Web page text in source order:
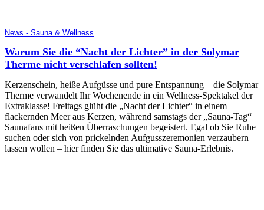
News - Sauna & Wellness
Warum Sie die “Nacht der Lichter” in der Solymar
Therme nicht verschlafen sollten!
Kerzenschein, heiße Aufgüsse und pure Entspannung – die Solymar
Therme verwandelt Ihr Wochenende in ein Wellness-Spektakel der
Extraklasse! Freitags glüht die „Nacht der Lichter“ in einem
flackernden Meer aus Kerzen, während samstags der „Sauna-Tag“
Saunafans mit heißen Überraschungen begeistert. Egal ob Sie Ruhe
suchen oder sich von prickelnden Aufgusszeremonien verzaubern
lassen wollen – hier finden Sie das ultimative Sauna-Erlebnis.